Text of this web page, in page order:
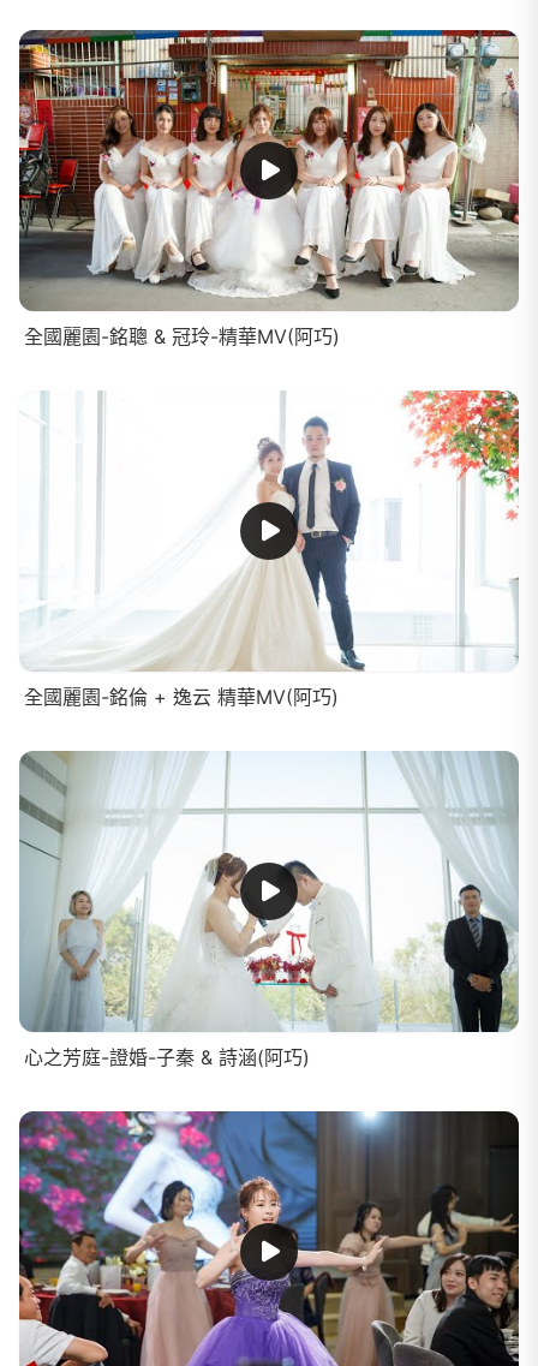
全國麗園-銘聰 & 冠玲-精華MV(阿巧)
全國麗園-銘倫 + 逸云 精華MV(阿巧)
心之芳庭-證婚-子秦 & 詩涵(阿巧)